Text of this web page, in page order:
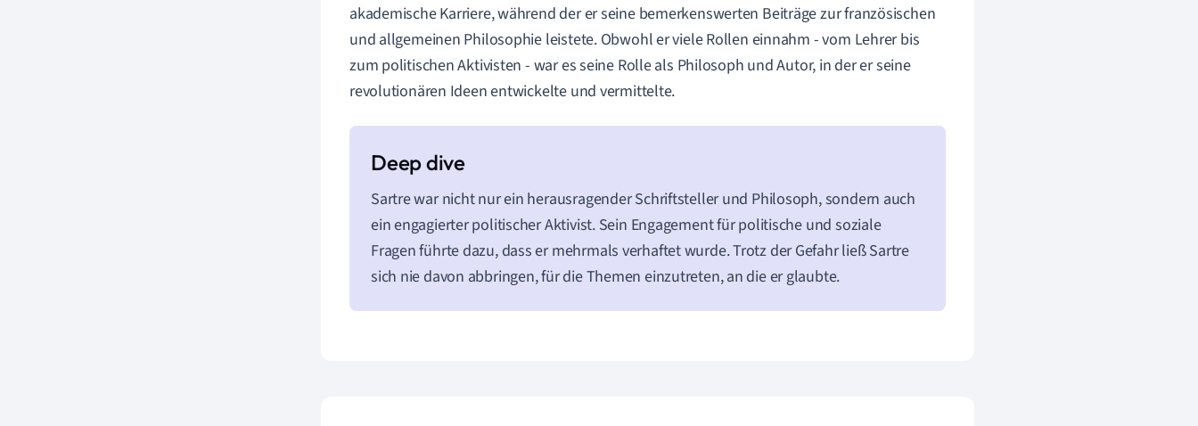
akademische Karriere, während der er seine bemerkenswerten Beiträge zur französischen
und allgemeinen Philosophie leistete. Obwohl er viele Rollen einnahm - vom Lehrer bis
zum politischen Aktivisten - war es seine Rolle als Philosoph und Autor, in der er seine
revolutionären Ideen entwickelte und vermittelte.
Sartre war nicht nur ein herausragender Schriftsteller und Philosoph, sondern auch
ein engagierter politischer Aktivist. Sein Engagement für politische und soziale
Fragen führte dazu, dass er mehrmals verhaftet wurde. Trotz der Gefahr ließ Sartre
sich nie davon abbringen, für die Themen einzutreten, an die er glaubte.